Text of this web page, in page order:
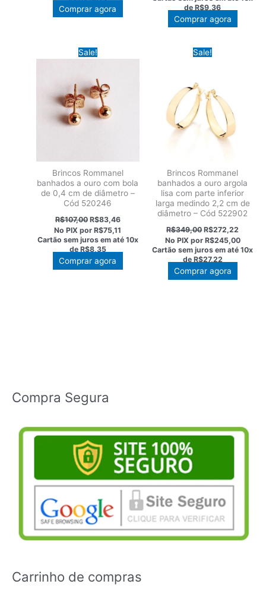
R$166,00.R$129,48.
Comprar agora
era:
R$120,00.
é:
de R$9,36
Comprar agora
Sale!
Brincos Rommanel
banhados a ouro com bola
de 0,4 cm de diâmetro –
Cód 520246
R$107,00 O
preço
original
era:
R$107,00.
R$83,46O
preço
atual
é:
R$83,46.
No PIX porR$75,11
Cartão sem juros em até 10x
deR$8,35
Comprar agora
Sale!
Brincos Rommanel
banhados a ouro argola
lisa com parte inferior
larga medindo 2,2 cm de
diâmetro – Cód 522902
R$349,00O
preço
original
era:
R$349,00.
R$272,22
preço
atual
é:
No PIX por R$245,00
Cartão sem juros em até10x
deR$27,22
Comprar agora
Compra Segura
Carrinho de compras